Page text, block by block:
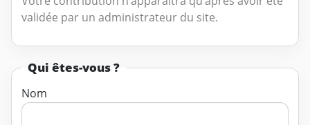
validée par un administrateur du site.
Qui êtes-vous ?
Nom